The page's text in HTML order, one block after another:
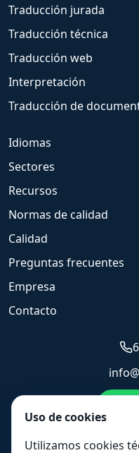
Traducción jurada
Traducción técnica
Traducción web
Interpretación
Traducción de
Idiomas
Sectores
Recursos
Normas de calidad
Calidad
Preguntas frecuentes
Empresa
Contacto
Uso de cookies
Utilizamos cookies